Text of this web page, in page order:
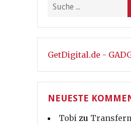
GetDigital.de -
NEUESTE
Tobi zu